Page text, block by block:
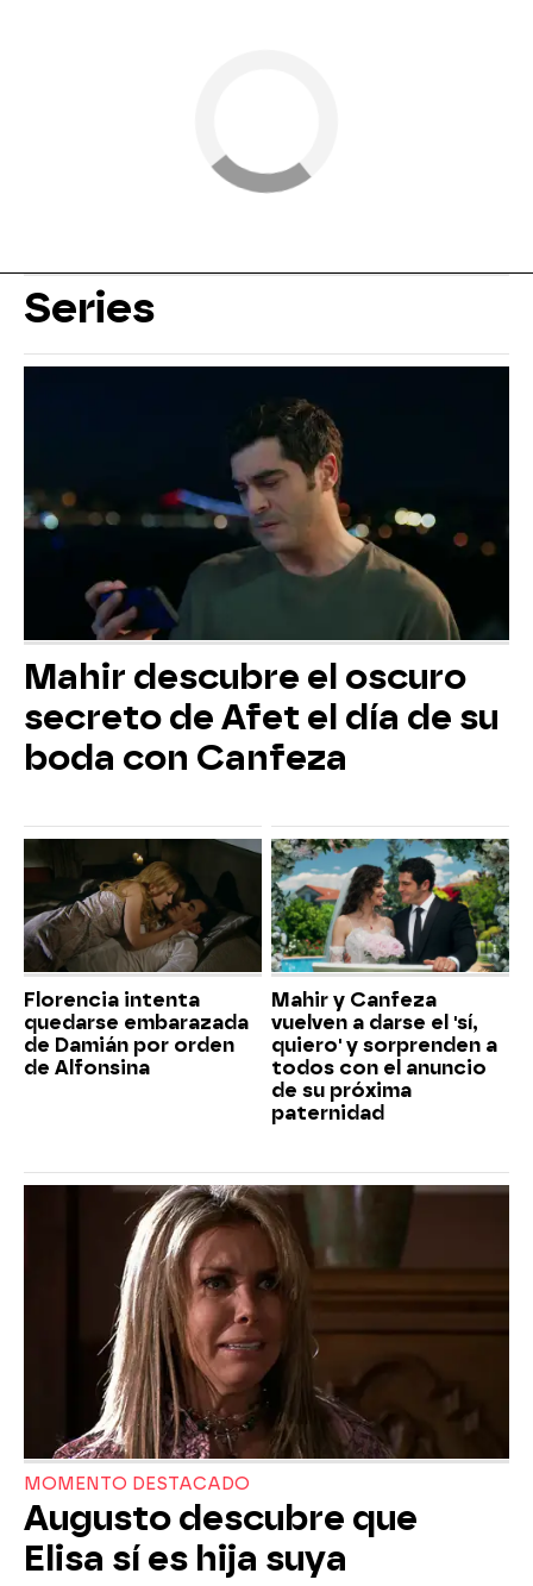
Series
Mahir descubre el oscuro
secreto de Afet el día de su
boda con Canfeza
Florencia intenta
quedarse embarazada
de Damián por orden
de Alfonsina
Mahir y Canfeza
vuelven a darse el 'sí,
quiero' y sorprenden a
todos con el anuncio
de su próxima
paternidad
MOMENTO DESTACADO
Augusto descubre que
Elisa sí es hija suya